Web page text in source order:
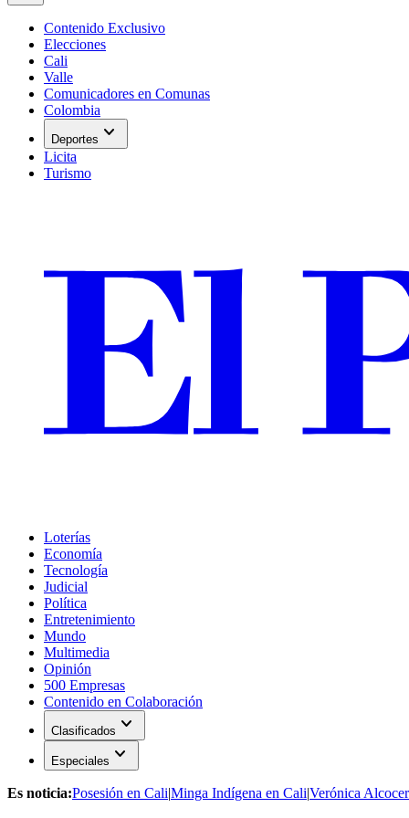
Contenido Exclusivo
Elecciones
Cali
Valle
Comunicadores en Comunas
Colombia
Deportes expand_more
Licita
Turismo
Loterías
Economía
Tecnología
Judicial
Política
Entretenimiento
Mundo
Multimedia
Opinión
500 Empresas
Contenido en Colaboración
Clasificados expand_more
Especiales expand_more
Es noticia:Posesión en Cali|Minga Indígena en Cali|Verónica Alcocer